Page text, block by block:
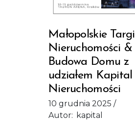
Małopolskie Targi
Nieruchomości &
Budowa Domu z
udziałem Kapital
Nieruchomości
10 grudnia 2025
Autor: kapital